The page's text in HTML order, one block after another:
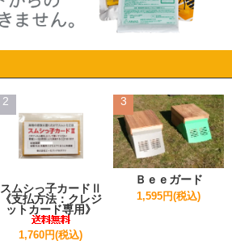
2
スムシっ子カードⅡ
《支払方法：クレジ
ットカード専用》
1,760円(税込)
3
Ｂｅｅガード
1,595円(税込)